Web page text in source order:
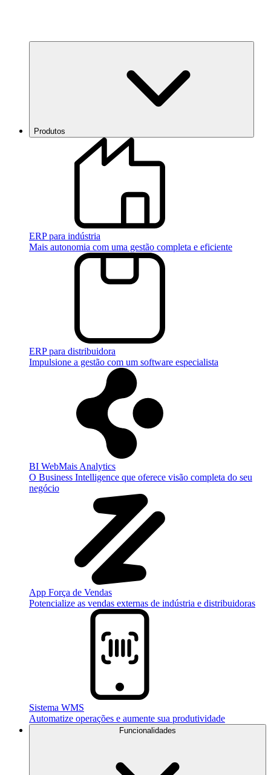
Produtos
ERP para indústria
Mais autonomia com uma gestão completa e eficiente
ERP para distribuidora
Impulsione a gestão com um software especialista
BI WebMais Analytics
O Business Intelligence que oferece visão completa do seu
negócio
App Força de Vendas
Potencialize as vendas externas de indústria e distribuidoras
Sistema WMS
Automatize operações e aumente sua produtividade
Funcionalidades